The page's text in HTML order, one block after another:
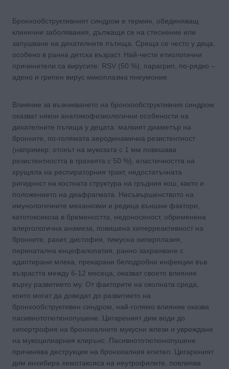
Бронхообструктивният синдром е термин, обединяващ
клинични заболявания, дължащи се на стеснение или
запушване на дихателните пътища. Среща се често у деца,
особено в ранна детска възраст. Най-чести етиологични
причинители са вирусите: RSV (50 %), парагрип, по-рядко –
адено и грипен вирус микоплазма пнеумоние.
Влияние за възникването на бронхообструктивния синдром
оказват някои анатомофизиологични особености на
дихателните пътища у децата: малкият диаметър на
бронхите, по-голямата аеродинамична резистентност
(например: отокът на мукозата с 1 мм повишава
резистентността в трахеята с 50 %), еластичността на
хрущяла на респираторния тракт, недостатъчната
ригидност на костната структура на гръдния кош, както и
положението на диафрагмата. Несъвършенството на
имунологичните механизми и редица външни фактори,
катотоксикоза в бремеността, недоносеност, обременена
алергологична анамеза, повишена хиперреактивност на
бронхите, рахит, дистофия, тимусна хиперплазия,
перинатална енцефалопатия, ранно захранване с
адаптирани млека, прекарани белодробни инфекции във
възрастта между 6-12 месеца, оказват своето влияние
върху развитието му. От факторите на околната среда,
които могат да доведат до развитието на
бронхообструктивен синдром, най-голямо влияние оказва
пасивнототютюнопушене. Цигареният дим води до
хипертрофия на бронхиалните мукусни жлези и увреждане
на мукоцилиарния клирънс. Пасивнототютюнопушене
причинява деструкция на бронхиалния епител. Цигареният
дим инхибира хемотаксиса на неутрофилите, повлиява